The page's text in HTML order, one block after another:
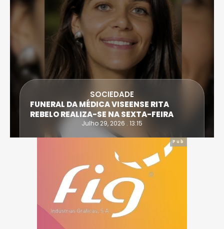
SOCIEDADE
FUNERAL DA MÉDICA VISEENSE RITA
REBELO REALIZA-SE NA SEXTA-FEIRA
Julho 29, 2026 . 13:15
Pub